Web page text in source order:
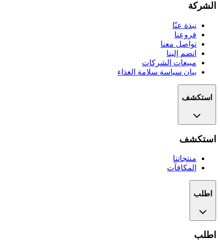
الشركة
نبذة عنّا
فروعنا
تواصل معنا
انضم إلينا
مبيعات الشركات
بيان سياسة سلامة الغذاء
استكشف
استكشف
منتجاتنا
المكافآت
اطلب
اطلب